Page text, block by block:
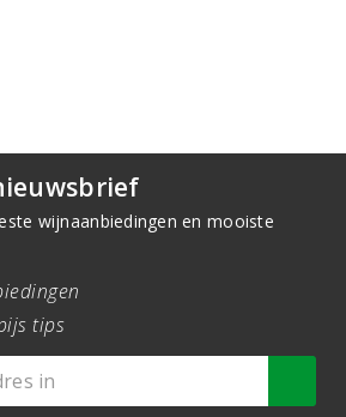
wijnaanbiedingen en mooiste
tips